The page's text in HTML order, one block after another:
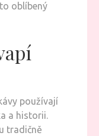
oblíbený
používají
a historii.
tradičně